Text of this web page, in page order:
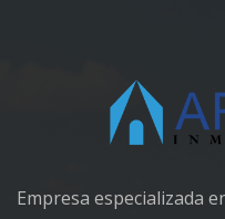
Empresa especializada